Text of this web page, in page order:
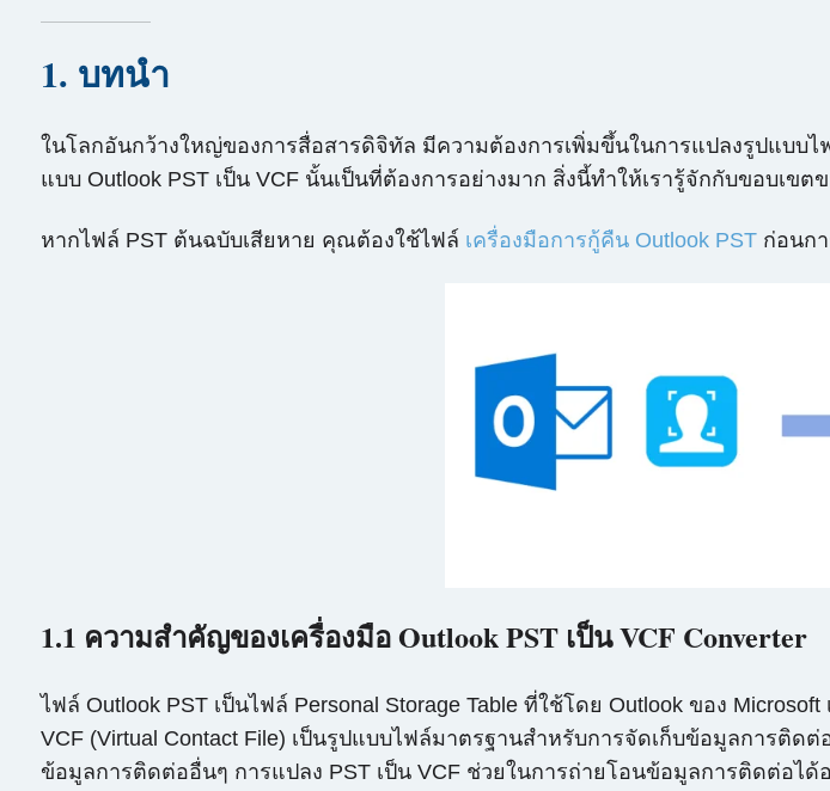
1. บทนำ
ในโลกอันกว้างใหญ่ของการสื่อสารดิจิทัล มีความต้องการเพิ่มขึ้นในการแปลงรูปแบบ
แบบ Outlook PST เป็น VCF นั้นเป็นที่ต้องการอย่างมาก สิ่งนี้ทำให้เรารู้จักกับขอบเขต
หากไฟล์ PST ต้นฉบับเสียหาย คุณต้องใช้ไฟล์ เครื่องมือการกู้คืน Outlook PSTก่อนกา
1.1 ความสำคัญของเครื่องมือ Outlook PST เป็น VCF Converter
ไฟล์ Outlook PST เป็นไฟล์ Personal Storage Table ที่ใช้โดย Outlook ของ
VCF (Virtual Contact File) เป็นรูปแบบไฟล์มาตรฐานสำหรับการจัดเก็บข้อมูลการติ
ข้อมูลการติดต่ออื่นๆ การแปลง PST เป็น VCF ช่วยในการถ่ายโอนข้อมูลการติดต่อไ